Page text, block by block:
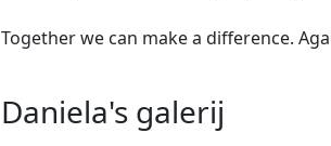
Together we can make a difference.
Daniela's galerij